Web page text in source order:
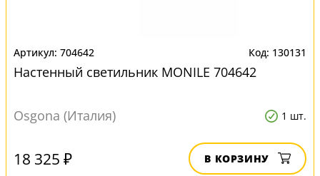
704642 130131
Настенный светильник MONILE 704642
Osgona (Италия) 1 шт.
18 325 ₽ В КОРЗИНУ